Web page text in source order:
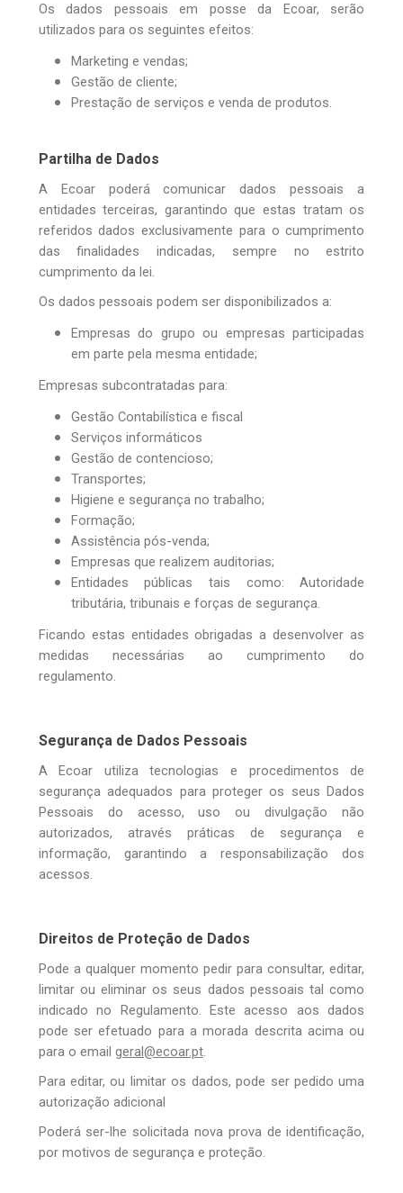
Os dados pessoais em posse da Ecoar, serão
utilizados para os seguintes efeitos:
Marketing e vendas;
Gestão de cliente;
Prestação de serviços e venda de produtos.
Partilha de Dados
A Ecoar poderá comunicar dados pessoais a
entidades terceiras, garantindo que estas tratam os
referidos dados exclusivamente para o cumprimento
das finalidades indicadas, sempre no estrito
cumprimento da lei.
Os dados pessoais podem ser disponibilizados a:
Empresas do grupo ou empresas participadas
em parte pela mesma entidade;
Empresas subcontratadas para:
Gestão Contabilística e fiscal
Serviços informáticos
Gestão de contencioso;
Transportes;
Higiene e segurança no trabalho;
Formação;
Assistência pós-venda;
Empresas que realizem auditorias;
Entidades públicas tais como: Autoridade
tributária, tribunais e forças de segurança.
Ficando estas entidades obrigadas a desenvolver as
medidas necessárias ao cumprimento do
regulamento.
Segurança de Dados Pessoais
A Ecoar utiliza tecnologias e procedimentos de
segurança adequados para proteger os seus Dados
Pessoais do acesso, uso ou divulgação não
autorizados, através práticas de segurança e
informação, garantindo a responsabilização dos
acessos.
Direitos de Proteção de Dados
Pode a qualquer momento pedir para consultar, editar,
limitar ou eliminar os seus dados pessoais tal como
indicado no Regulamento. Este acesso aos dados
pode ser efetuado para a morada descrita acima ou
para o email geral@ecoar.pt.
Para editar, ou limitar os dados, pode ser pedido uma
autorização adicional
Poderá ser-lhe solicitada nova prova de identificação,
por motivos de segurança e proteção.